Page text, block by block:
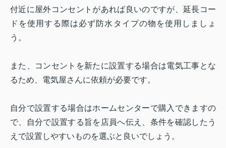
付近に屋外コンセントがあれば良いのですが、延長コー
ドを使用する際は必ず防水タイプの物を使用しましょ
う。
また、コンセントを新たに設置する場合は電気工事とな
るため、電気屋さんに依頼が必要です。
自分で設置する場合はホームセンターで購入できますの
で、自分で設置する旨を店員へ伝え、条件を確認したう
えで設置しやすいものを選ぶと良いでしょう。